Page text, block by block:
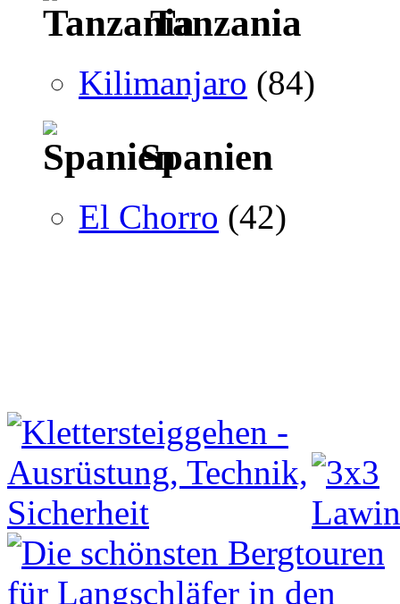
Tanzania
Kilimanjaro (84)
Spanien
El Chorro (42)